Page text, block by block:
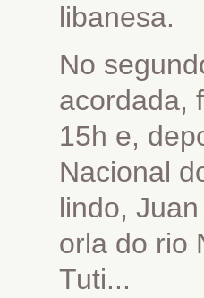
libanesa.
No
acordada,
15h e,
Nacional
lindo,
orla do rio
Tuti...